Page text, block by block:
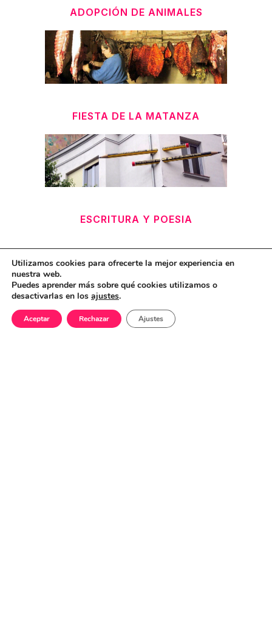
ADOPCIÓN DE ANIMALES
FIESTA DE LA MATANZA
ESCRITURA Y POESIA
Utilizamos cookies para ofrecerte la mejor experiencia en
nuestra web.
Puedes aprender más sobre qué cookies utilizamos o
desactivarlas en los ajustes.
Aceptar Rechazar Ajustes